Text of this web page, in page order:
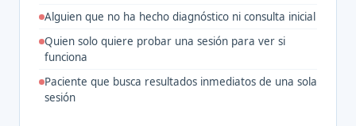
Alguien que no ha hecho diagnóstico ni consulta inicial
Quien solo quiere probar una sesión para ver si
funciona
Paciente que busca resultados inmediatos de una sola
sesión